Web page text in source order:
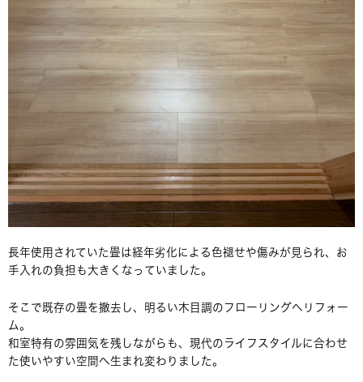
長年使用されていた畳は経年劣化による色褪せや傷みが見られ、お
手入れの負担も大きくなっていました。
そこで既存の畳を撤去し、明るい木目調のフローリングへリフォー
ム。
和室特有の雰囲気を残しながらも、現代のライフスタイルに合わせ
た使いやすい空間へ生まれ変わりました。